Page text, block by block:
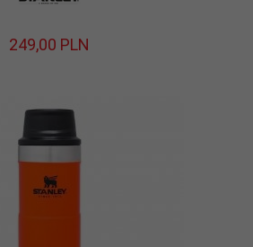
249,00 PLN